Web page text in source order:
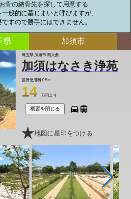
骨の納骨先を探して用意する
般的に墓じまいと呼びますが、
すので勝手にはできません。
県 加須市
埼玉県 加須市 南大桑
加須はなさき浄苑
墓所使用料 0.5㎡
14 万円より
概要を閉じる
地図に星印をつける